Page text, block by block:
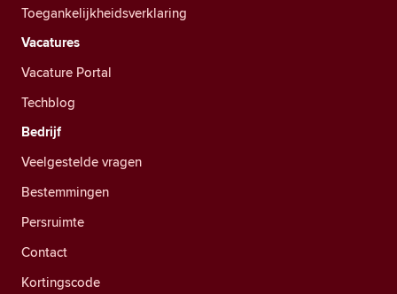
Toegankelijkheidsverklaring
Vacatures
Vacature Portal
Techblog
Bedrijf
Veelgestelde vragen
Bestemmingen
Persruimte
Contact
Kortingscode